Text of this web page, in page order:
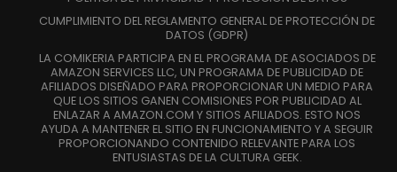
CUMPLIMIENTO DEL REGLAMENTO GENERAL DE PROTECCIÓN DE
DATOS (GDPR)
LA COMIKERIA PARTICIPA EN EL PROGRAMA DE ASOCIADOS DE
AMAZON SERVICES LLC, UN PROGRAMA DE PUBLICIDAD DE
AFILIADOS DISEÑADO PARA PROPORCIONAR UN MEDIO PARA
QUE LOS SITIOS GANEN COMISIONES POR PUBLICIDAD AL
ENLAZAR A AMAZON.COM Y SITIOS AFILIADOS. ESTO NOS
AYUDA A MANTENER EL SITIO EN FUNCIONAMIENTO Y A SEGUIR
PROPORCIONANDO CONTENIDO RELEVANTE PARA LOS
ENTUSIASTAS DE LA CULTURA GEEK.